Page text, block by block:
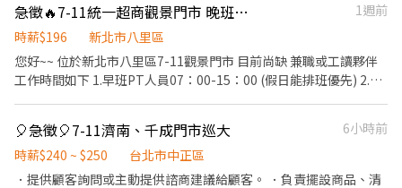
https://lin.ee/pYnTA8M 🌟 連絡電話☎️0909920285☎️ 找 Ada🙋‍♀ 加
入後留下姓名 + 電話 + 截圖職缺🤩
班免等待 人人有機會✅免學經歷,專人教學 穩定有保障✅長期穩定皆
可轉正 轉正福利多✅享年終、調薪、尾牙、員旅等.. - ▶️工作內容：
光纖通訊；組包裝、測試、機台操作等.... ▶️工作地點：五股區五工
六路**號➜近五股工業區、新莊副都新 ▶️工作時間： 日班：
08:30~17:30 薪資：270/H~450/H 月約：$47,520~$81,000 夜班：
假制度：做五休二(非六日) ▶️休息時間：間休10分、用餐60分 ▶️工
作重點：每月10日發薪、久站久坐、全套無塵衣(冷氣超冷不怕
熱!)、顯微鏡(電腦螢幕)、訂單量加班 - 【💛南希陪你找工作｜安心
急徵🔥7-11統一超商觀景門市 晚班兼職工作人員
1週前
時薪$196
新北市八里區
您好~~ 位於新北市八里區7-11觀景門市 目前尚缺 兼職或工讀夥伴
工作時間如下 1.早班PT人員07：00-15：00 (假日能排班優先) 2.晚
列/收銀/顧客服務/清潔 * 有責任感/具工作熱忱/適團隊合作 福利福
利制度 勞保/健保/勞退提撥金/員工健檢/職災保險/全勤獎金 等等 我
們歡迎二度兼職就業、高中畢業生、適合大四快畢業生、有超商經
🎈急徵🎈7-11濟南、千成門市巡大
6小時前
時薪$240 ~ $250
台北市中正區
．提供顧客詢問或主動提供諮商建議給顧客。 ．負責擺設商品、清